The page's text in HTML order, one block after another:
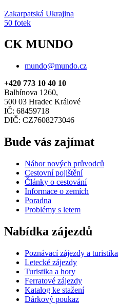
Zakarpatská Ukrajina
50 fotek
CK MUNDO
mundo@mundo.cz
+420 773 10 40 10
Balbínova 1260,
500 03 Hradec Králové
IČ: 68459718
DIČ: CZ7608273046
Bude vás zajímat
Nábor nových průvodců
Cestovní pojištění
Články o cestování
Informace o zemích
Poradna
Problémy s letem
Nabídka zájezdů
Poznávací zájezdy a turistika
Letecké zájezdy
Turistika a hory
Ferratové zájezdy
Katalog ke stažení
Dárkový poukaz